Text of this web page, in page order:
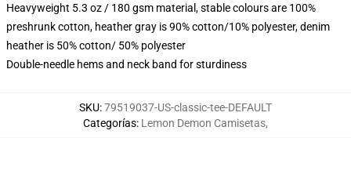
Heavyweight 5.3 oz / 180 gsm material, stable colours are 100%
preshrunk cotton, heather gray is 90% cotton/10% polyester, denim
heather is 50% cotton/ 50% polyester
Double-needle hems and neck band for sturdiness
SKU:79519037-US-classic-tee-DEFAULT
Categorías: Lemon Demon Camisetas,